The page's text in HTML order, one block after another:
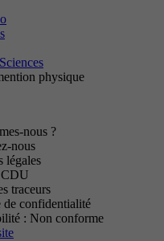
physique
nous ?
nous
légales
CDU
traceurs
de confidentialité
: Non conforme